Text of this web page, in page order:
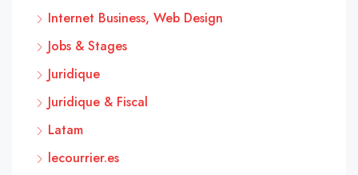
Internet Business, Web Design
Jobs & Stages
Juridique
Juridique & Fiscal
Latam
lecourrier.es